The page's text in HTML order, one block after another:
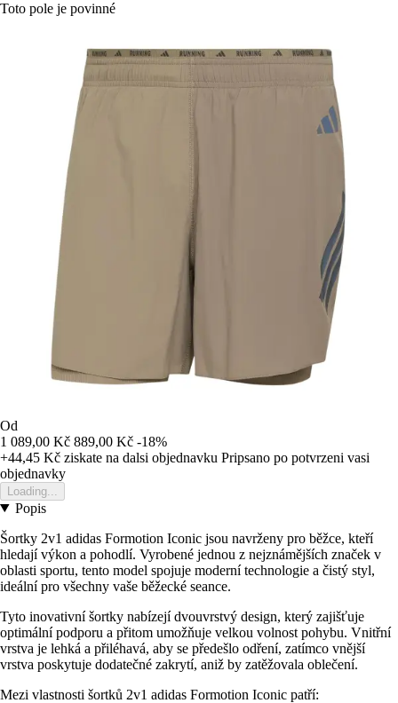
Toto pole je povinné
Od
1 089,00 Kč 889,00 Kč -18%
+44,45 Kč ziskate na dalsi objednavku Pripsano po potvrzeni vasi
objednavky
Loading...
Popis
Šortky 2v1 adidas Formotion Iconic jsou navrženy pro běžce, kteří
hledají výkon a pohodlí. Vyrobené jednou z nejznámějších značek v
oblasti sportu, tento model spojuje moderní technologie a čistý styl,
ideální pro všechny vaše běžecké seance.
Tyto inovativní šortky nabízejí dvouvrstvý design, který zajišťuje
optimální podporu a přitom umožňuje velkou volnost pohybu. Vnitřní
vrstva je lehká a přiléhavá, aby se předešlo odření, zatímco vnější
vrstva poskytuje dodatečné zakrytí, aniž by zatěžovala oblečení.
Mezi vlastnosti šortků 2v1 adidas Formotion Iconic patří: